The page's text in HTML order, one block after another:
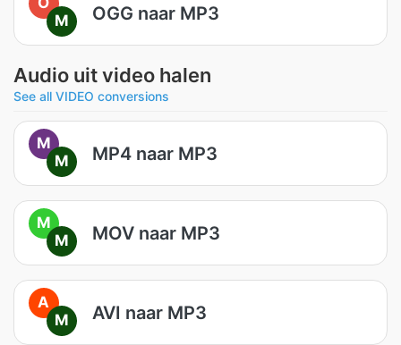
M
OGG naar MP3
Audio uit video halen
See all VIDEO conversions
M
M
MP4 naar MP3
M
M
MOV naar MP3
A
M
AVI naar MP3